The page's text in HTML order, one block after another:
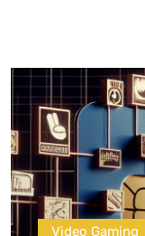
Video Gaming